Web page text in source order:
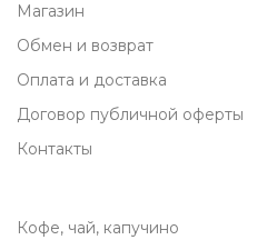
Магазин
Обмен и возврат
Оплата и доставка
Договор публичной оферты
Контакты
Кофе, чай, капучино